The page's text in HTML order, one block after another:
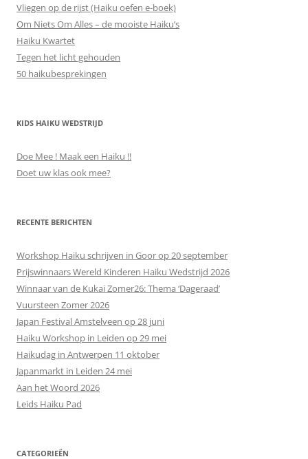
Vliegen op de rijst (Haiku oefen e-boek)
Om Niets Om Alles – de mooiste Haiku’s
Haiku Kwartet
Tegen het licht gehouden
50 haikubesprekingen
KIDS HAIKU WEDSTRIJD
Doe Mee ! Maak een Haiku !!
Doet uw klas ook mee?
RECENTE BERICHTEN
Workshop Haiku schrijven in Goor op 20 september
Prijswinnaars Wereld Kinderen Haiku Wedstrijd 2026
Winnaar van de Kukai Zomer26: Thema ‘Dageraad’
Vuursteen Zomer 2026
Japan Festival Amstelveen op 28 juni
Haiku Workshop in Leiden op 29 mei
Haikudag in Antwerpen 11 oktober
Japanmarkt in Leiden 24 mei
Aan het Woord 2026
Leids Haiku Pad
CATEGORIEËN